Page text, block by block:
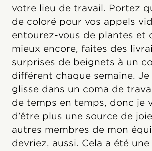
votre lieu de travail. Portez
de coloré pour vos appels
entourez-vous de plantes et
mieux encore, faites des
surprises de beignets à un
différent chaque semaine. Je
glisse dans un coma de
de temps en temps, donc je
d’être plus une source de
autres membres de mon
devriez, aussi. Cela a été une